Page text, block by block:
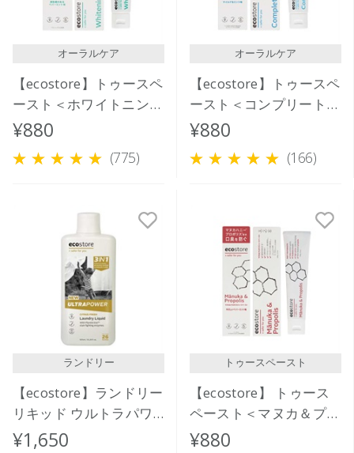
レビューが多い順
オーラルケア
【ecostore】トゥースペ
ースト＜ホワイトニング
＞ 100g
¥880
(775)
オーラルケア
【ecostore】トゥースペ
ースト＜コンプリートケ
ア＞ 100g
¥880
(166)
ランドリー
【ecostore】ランドリー
リキッド ウルトラパワ
ー925mL
¥1,650
トゥースペースト
【ecostore】 トゥース
ペースト＜マヌカ＆プロ
ポリス＞100ｇ
¥880